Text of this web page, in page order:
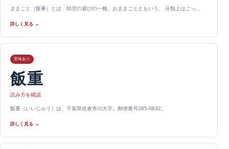
ままごと（飯事）とは、幼児の遊びの一種。おままごとともいう。 分類上はごっ…
詳しく見る →
意味あり
飯重
読み方を確認
飯重（いいじゅう）は、千葉県佐倉市の大字。郵便番号285-0832。
詳しく見る →